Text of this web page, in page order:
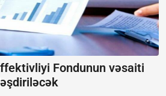
Fondunun vəsaiti